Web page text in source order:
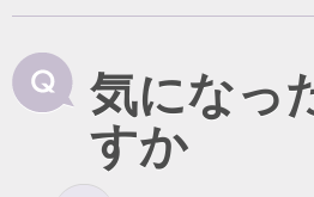
気になっ
すか